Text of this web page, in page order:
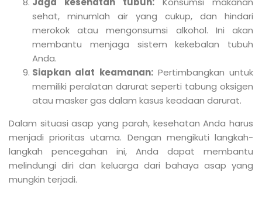
sehat, minumlah air yang cukup, dan hindari
merokok atau mengonsumsi alkohol. Ini akan
membantu menjaga sistem kekebalan tubuh
Anda.
Siapkan alat keamanan:Pertimbangkan untuk
memiliki peralatan darurat seperti tabung oksigen
atau masker gas dalam kasus keadaan darurat.
Dalam situasi asap yang parah, kesehatan Anda harus
menjadi prioritas utama. Dengan mengikuti langkah-
langkah pencegahan ini, Anda dapat membantu
melindungi diri dan keluarga dari bahaya asap yang
mungkin terjadi.